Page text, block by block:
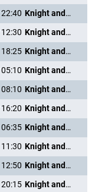
22:40
Knight and Day
12:30
Knight and Day
18:25
Knight and Day
05:10
Knight and Day
08:10
Knight and Day
16:20
Knight and Day
06:35
Knight and Day
11:30
Knight and Day
12:50
Knight and Day
20:15 Knight and Day